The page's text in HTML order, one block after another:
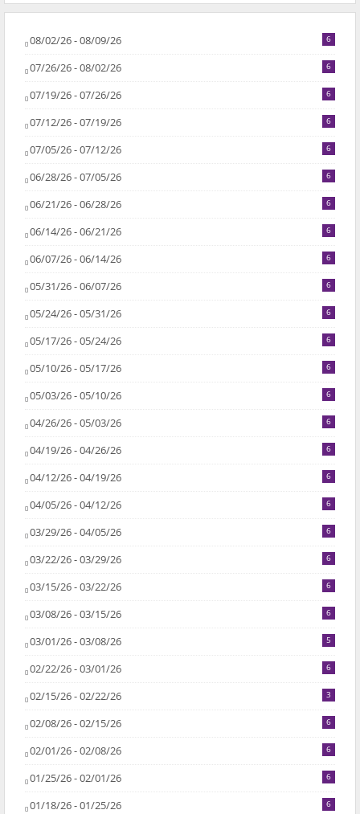
08/02/26 - 08/09/26 6
07/26/26 - 08/02/26 6
07/19/26 - 07/26/26 6
07/12/26 - 07/19/26 6
07/05/26 - 07/12/26 6
06/28/26 - 07/05/26 6
06/21/26 - 06/28/26 6
06/14/26 - 06/21/26 6
06/07/26 - 06/14/26 6
05/31/26 - 06/07/26 6
05/24/26 - 05/31/26 6
05/17/26 - 05/24/26 6
05/10/26 - 05/17/26 6
05/03/26 - 05/10/26 6
04/26/26 - 05/03/26 6
04/19/26 - 04/26/26 6
04/12/26 - 04/19/26 6
04/05/26 - 04/12/26 6
03/29/26 - 04/05/26 6
03/22/26 - 03/29/26 6
03/15/26 - 03/22/26 6
03/08/26 - 03/15/26 6
03/01/26 - 03/08/26 5
02/22/26 - 03/01/26 6
02/15/26 - 02/22/26 3
02/08/26 - 02/15/26 6
02/01/26 - 02/08/26 6
01/25/26 - 02/01/26 6
01/18/26 - 01/25/26 6